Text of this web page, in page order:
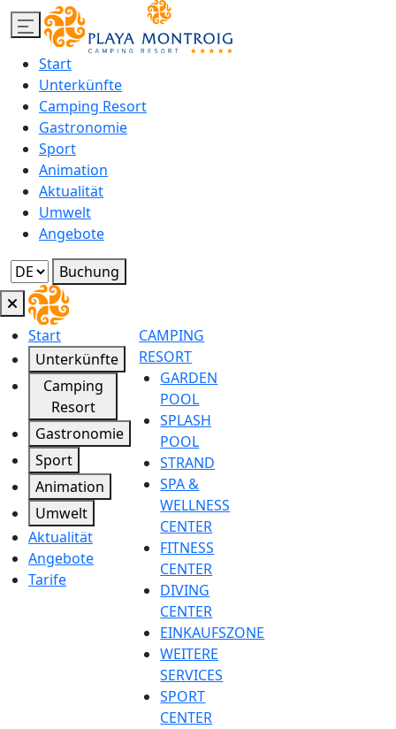
Start
Unterkünfte
Camping Resort
Gastronomie
Sport
Animation
Aktualität
Umwelt
Angebote
Buchung
Start
Unterkünfte
Camping
Resort
Gastronomie
Sport
Animation
Umwelt
Aktualität
Angebote
Tarife
CAMPING
RESORT
GARDEN
POOL
SPLASH
POOL
STRAND
SPA &
WELLNESS
CENTER
FITNESS
CENTER
DIVING
CENTER
EINKAUFSZONE
WEITERE
SERVICES
SPORT
CENTER